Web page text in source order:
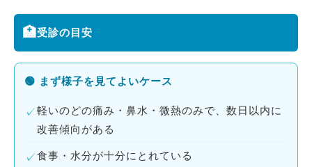
🏥受診の目安
🟢 まず様子を見てよいケース
✓軽いのどの痛み・鼻水・微熱のみで、数日以内に
改善傾向がある
✓食事・水分が十分にとれている